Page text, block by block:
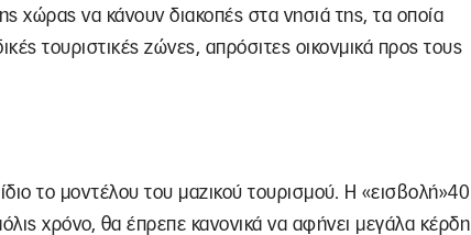
χώρας να κάνουν διακοπές στα νησιά της, τα οποία
τουριστικές ζώνες, απρόσιτες οικονμικά προς τους
το μοντέλου του μαζικού τουρισμού. Η «εισβολή»40
χρόνο, θα έπρεπε κανονικά να αφήνει μεγάλα κέρδη